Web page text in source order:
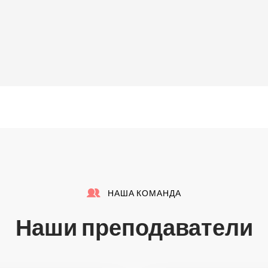
НАША КОМАНДА
Наши преподаватели